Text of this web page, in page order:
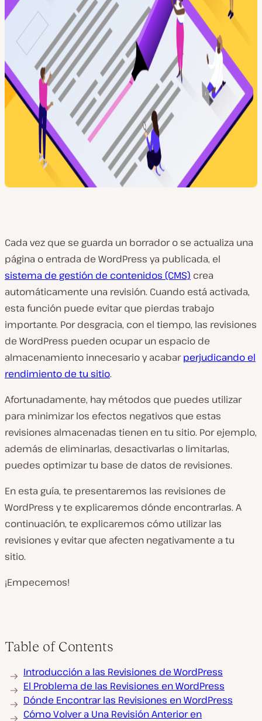
Cada vez que se guarda un borrador o se actualiza una
página o entrada de WordPress ya publicada, el
sistema de gestión de contenidos (CMS) crea
automáticamente una revisión. Cuando está activada,
esta función puede evitar que pierdas trabajo
importante. Por desgracia, con el tiempo, las revisiones
de WordPress pueden ocupar un espacio de
almacenamiento innecesario y acabarperjudicando el
rendimiento de tu sitio.
Afortunadamente, hay métodos que puedes utilizar
para minimizar los efectos negativos que estas
revisiones almacenadas tienen en tu sitio. Por ejemplo,
además de eliminarlas, desactivarlas o limitarlas,
puedes optimizar tu base de datos de revisiones.
En esta guía, te presentaremos las revisiones de
WordPress y te explicaremos dónde encontrarlas. A
continuación, te explicaremos cómo utilizar las
revisiones y evitar que afecten negativamente a tu
sitio.
¡Empecemos!
Table of Contents
Introducción a las Revisiones de WordPress
El Problema de las Revisiones en WordPress
Dónde Encontrar las Revisiones en WordPress
Cómo Volver a Una Revisión Anterior en